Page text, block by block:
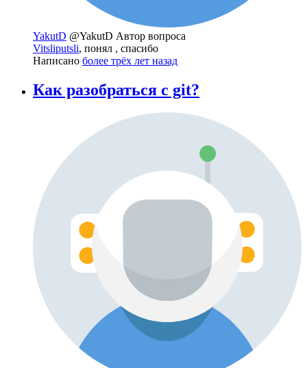
YakutD @YakutD Автор вопроса
Vitsliputsli, понял , спасибо
Написано более трёх лет назад
Как разобраться с git?